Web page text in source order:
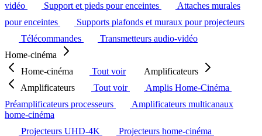
vidéo
Support et pieds pour enceintes
Attaches murales
pour enceintes
Supports plafonds et muraux pour projecteurs
Télécommandes
Transmetteurs audio-vidéo
Home-cinéma
Home-cinéma
Tout voir
Amplificateurs
Amplificateurs
Tout voir
Amplis Home-Cinéma
Préamplificateurs processeurs
Amplificateurs multicanaux
home-cinéma
Projecteurs UHD-4K
Projecteurs home-cinéma